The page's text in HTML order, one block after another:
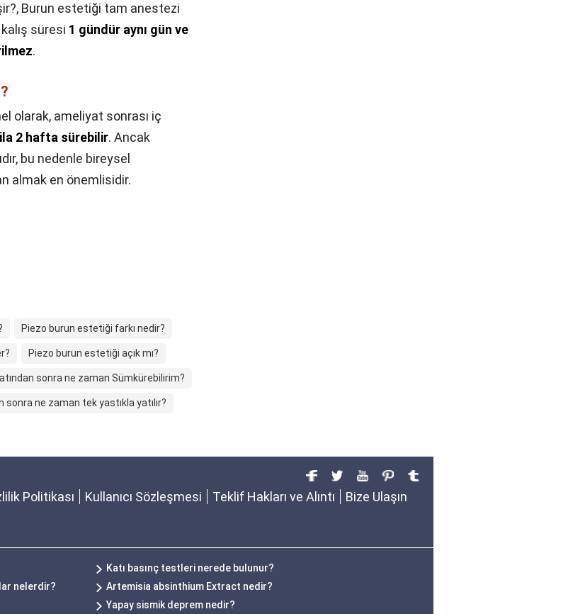
Burun estetiği tam anestezi
süresi 1 gündür aynı gün ve
.
olarak, ameliyat sonrası iç
2 hafta sürebilir. Ancak
bu nedenle bireysel
almak en önemlisidir.
Piezo burun estetiği farkı nedir?
Piezo burun estetiği açık mı?
sonra ne zaman Sümkürebilirim?
sonra ne zaman tek yastıkla yatılır?
Politikası Kullanıcı Sözleşmesi Teklif Hakları ve Alıntı Bize Ulaşın
Katı basınç testleri nerede bulunur?
nelerdir?
Artemisia absinthium Extract nedir?
Yapay sismik deprem nedir?